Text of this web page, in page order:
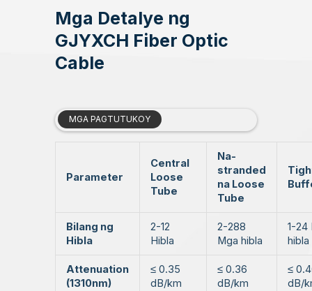
Mga Detalye ng
GJYXCH Fiber Optic
Cable
MGA PAGTUTUKOY
Parameter
Central
Loose
Tube
Na-
stranded
na Loose
Tube
Bilang ng
Hibla
2-12
Hibla
2-288
Mga hibla
1-24
hibla
Attenuation
(1310nm)
≤ 0.35
dB/km
≤ 0.36
dB/km
≤
dB/